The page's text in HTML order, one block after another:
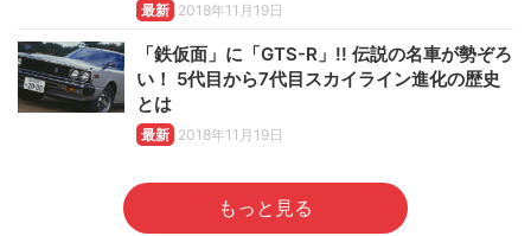
最新 2018年11月19日
「鉄仮面」に「GTS-R」!! 伝説の名車が勢ぞろ
い！ 5代目から7代目スカイライン進化の歴史
とは
最新 2018年11月19日
もっと見る